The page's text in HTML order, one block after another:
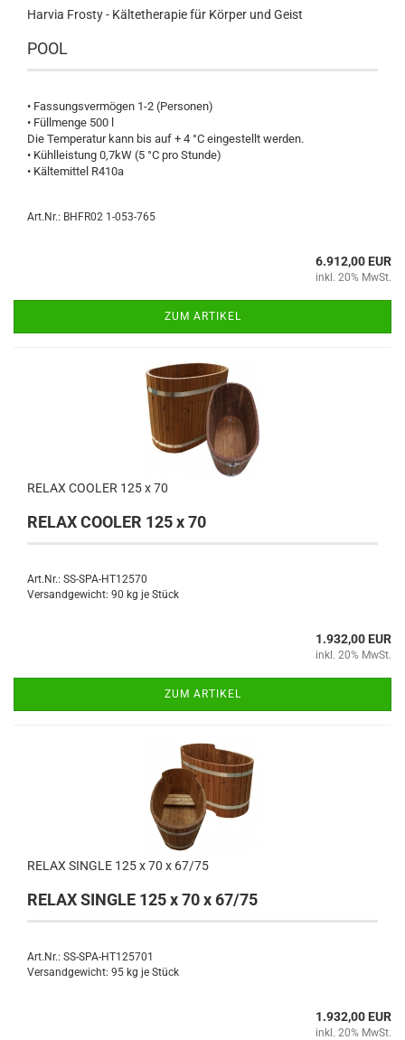
Harvia Frosty - Kältetherapie für Körper und Geist
POOL
• Fassungsvermögen 1-2 (Personen)
• Füllmenge 500 l
Die Temperatur kann bis auf + 4 °C eingestellt werden.
• Kühlleistung 0,7kW (5 °C pro Stunde)
• Kältemittel R410a
Art.Nr.: BHFR02 1-053-765
6.912,00 EUR
inkl. 20% MwSt.
ZUM ARTIKEL
RELAX COOLER 125 x 70
RELAX COOLER 125 x 70
Art.Nr.: SS-SPA-HT12570
Versandgewicht: 90 kg je Stück
1.932,00 EUR
inkl. 20% MwSt.
ZUM ARTIKEL
RELAX SINGLE 125 x 70 x 67/75
RELAX SINGLE 125 x 70 x 67/75
Art.Nr.: SS-SPA-HT125701
Versandgewicht: 95 kg je Stück
1.932,00 EUR
inkl. 20% MwSt.